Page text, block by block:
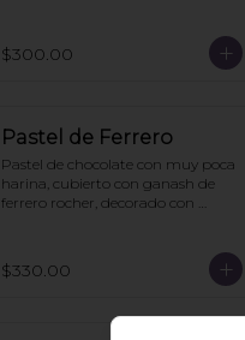
$300.00
Pastel de Ferrero
Pastel de chocolate con muy poca
harina, cubierto con ganash de
ferrero rocher, decorado con
$330.00